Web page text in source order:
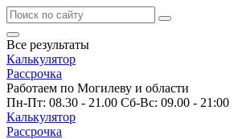
Все результаты
Калькулятор
Рассрочка
Работаем по Могилеву и области
Пн-Пт: 08.30 - 21.00 Сб-Вс: 09.00 - 21:00
Калькулятор
Рассрочка